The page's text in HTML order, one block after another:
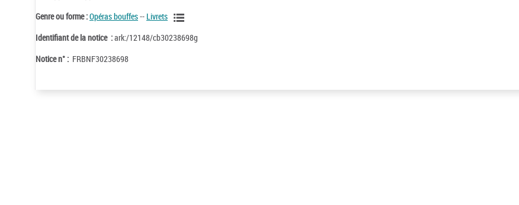
Genre ou forme :Opéras bouffes-- Livrets
Identifiant de la notice :ark:/12148/cb30238698g
Notice n° : FRBNF30238698